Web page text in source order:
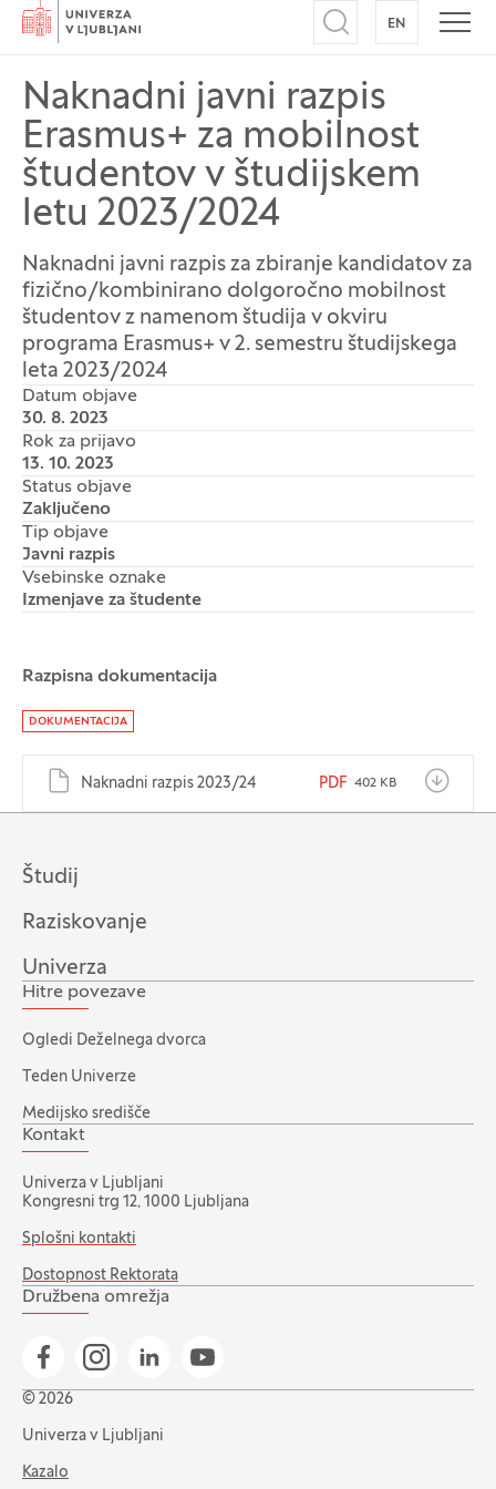
Domov
Odpri iskalnik
EN NA
Naknadni javni razpis
Erasmus+ za mobilnost
študentov v študijskem
letu 2023/2024
Naknadni javni razpis za zbiranje kandidatov za
fizično/kombinirano dolgoročno mobilnost
študentov z namenom študija v okviru
programa Erasmus+ v 2. semestru študijskega
leta 2023/2024
Datum objave
30. 8. 2023
Rok za prijavo
13. 10. 2023
Status objave
Zaključeno
Tip objave
Javni razpis
Vsebinske oznake
Izmenjave za študente
Dokumenti
Razpisna dokumentacija
DOKUMENTACIJA
Naknadni razpis 2023/24 PDF 402 KB
Študij
Raziskovanje
Univerza
Hitre povezave
Ogledi Deželnega dvorca
Teden Univerze
Medijsko središče
Kontakt
Univerza v Ljubljani
Kongresni trg 12, 1000 Ljubljana
Splošni kontakti
Dostopnost Rektorata
Družbena omrežja
Pojdi na našo Facebook stran
Pojdi na našo Instagram stran
Pojdi na Linkedin stran
Pojdi na YouTube stran
© 2026
Univerza v Ljubljani
Kazalo